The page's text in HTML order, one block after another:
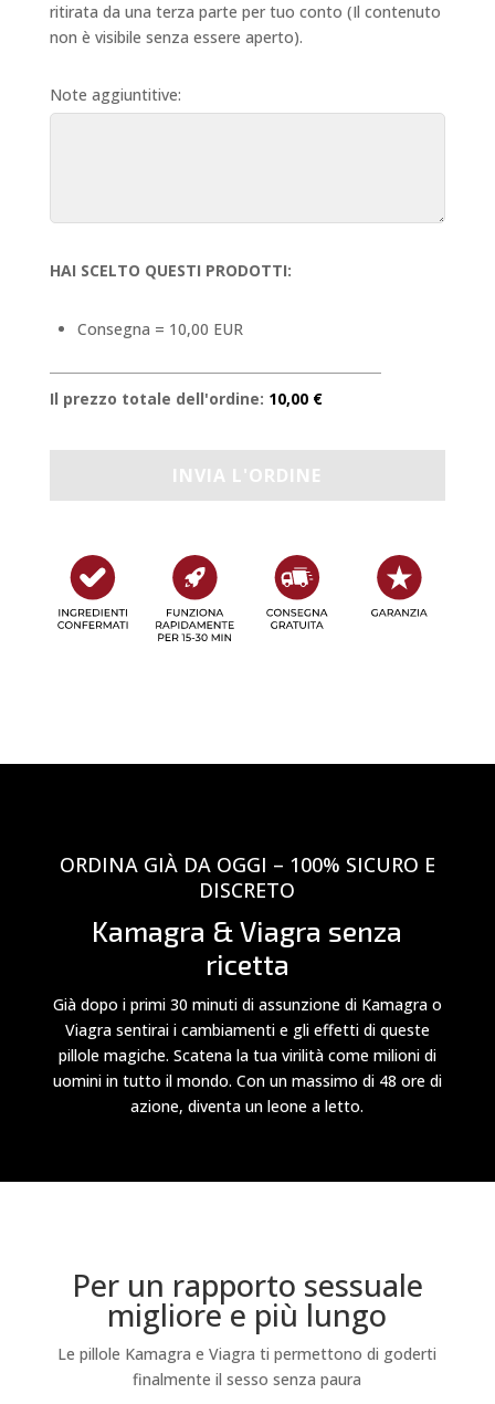
ritirata da una terza parte per tuo conto (Il contenuto
non è visibile senza essere aperto).
Note aggiuntitive:
HAI SCELTO QUESTI PRODOTTI:
Consegna = 10,00 EUR
Il prezzo totale dell'ordine: 10,00 €
ORDINA GIÀ DA OGGI – 100% SICURO E
DISCRETO
Kamagra & Viagra senza
ricetta
Già dopo i primi 30 minuti di assunzione di Kamagra o
Viagra sentirai i cambiamenti e gli effetti di queste
pillole magiche. Scatena la tua virilità come milioni di
uomini in tutto il mondo. Con un massimo di 48 ore di
azione, diventa un leone a letto.
Per un rapporto sessuale
migliore e più lungo
Le pillole Kamagra e Viagra ti permettono di goderti
finalmente il sesso senza paura